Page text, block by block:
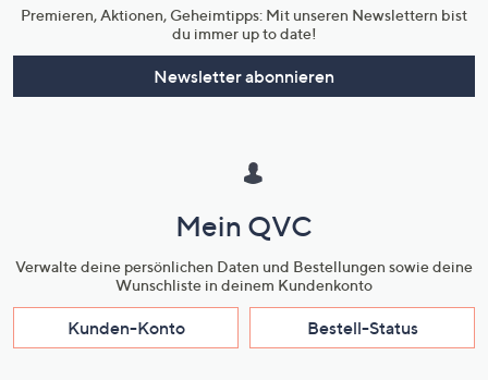
Premieren, Aktionen, Geheimtipps: Mit unseren Newslettern bist
du immer up to date!
Newsletter abonnieren
Mein QVC
Verwalte deine persönlichen Daten und Bestellungen sowie deine
Wunschliste in deinem Kundenkonto
Kunden-Konto Bestell-Status